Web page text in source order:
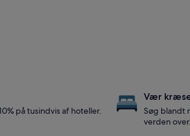
på tusindvis af hoteller.
Vær
Søg blandt
verden over.